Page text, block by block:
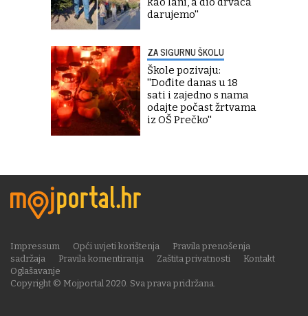
darujemo''
ZA SIGURNU ŠKOLU
Škole pozivaju:
''Dođite danas u 18
sati i zajedno s nama
odajte počast žrtvama
iz OŠ Prečko''
Copyright © Mojportal 2020. Sva prava pridržana.
Impressum Opći uvjeti korištenja
Pravila prenošenja
sadržaja
Pravila komentiranja Zaštita privatnosti
Kontakt
Oglašavanje